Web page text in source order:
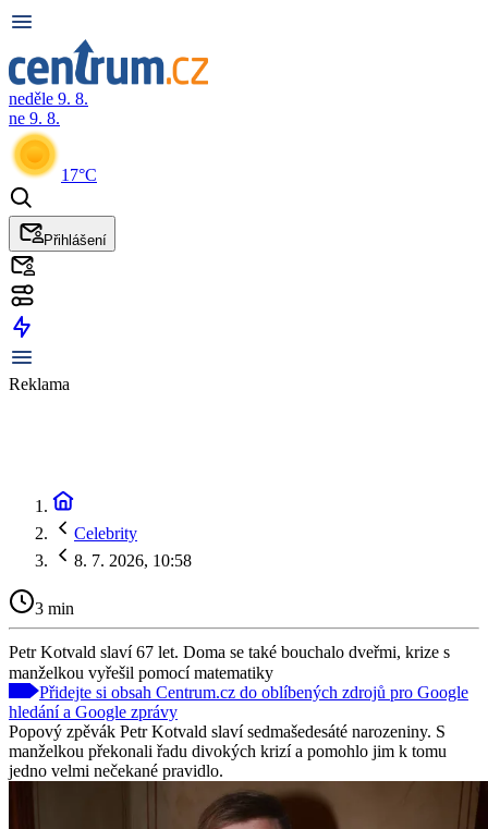
neděle 9. 8.
ne 9. 8.
17°C
Přihlášení
Reklama
Celebrity
8. 7. 2026, 10:58
3 min
Petr Kotvald slaví 67 let. Doma se také bouchalo dveřmi, krize s
manželkou vyřešil pomocí matematiky
Přidejte si obsah Centrum.cz do oblíbených zdrojů pro Google
hledání a Google zprávy
Popový zpěvák Petr Kotvald slaví sedmašedesáté narozeniny. S
manželkou překonali řadu divokých krizí a pomohlo jim k tomu
jedno velmi nečekané pravidlo.